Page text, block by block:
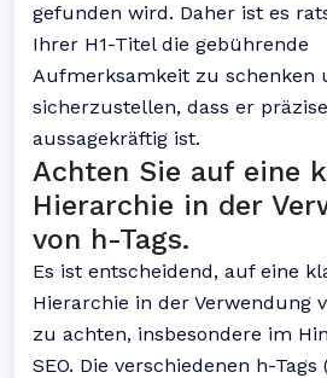
gefunden wird. Daher ist es
Ihrer H1-Titel die gebührende
Aufmerksamkeit zu schenken
sicherzustellen, dass er
aussagekräftig ist.
Achten Sie auf eine
Hierarchie in der
von h-Tags.
Es ist entscheidend, auf eine
Hierarchie in der Verwendung
zu achten, insbesondere im
SEO. Die verschiedenen h-Tags